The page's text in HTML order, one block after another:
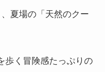
夏場の「天然のクー
歩く冒険感たっぷりの